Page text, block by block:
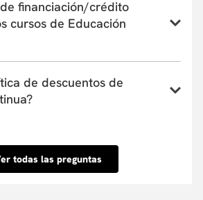
Referenciado aquí
financiación/crédito
cursos de Educación
que ofrecen financiación de
Estas entidades pueden cubrir
las entidades con las que
aquí.
de descuentos de
todas las preguntas